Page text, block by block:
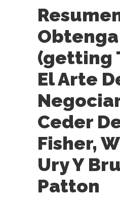
Obtenga
(getting
El Arte
Ceder
Fisher,
Ury Y
Patton